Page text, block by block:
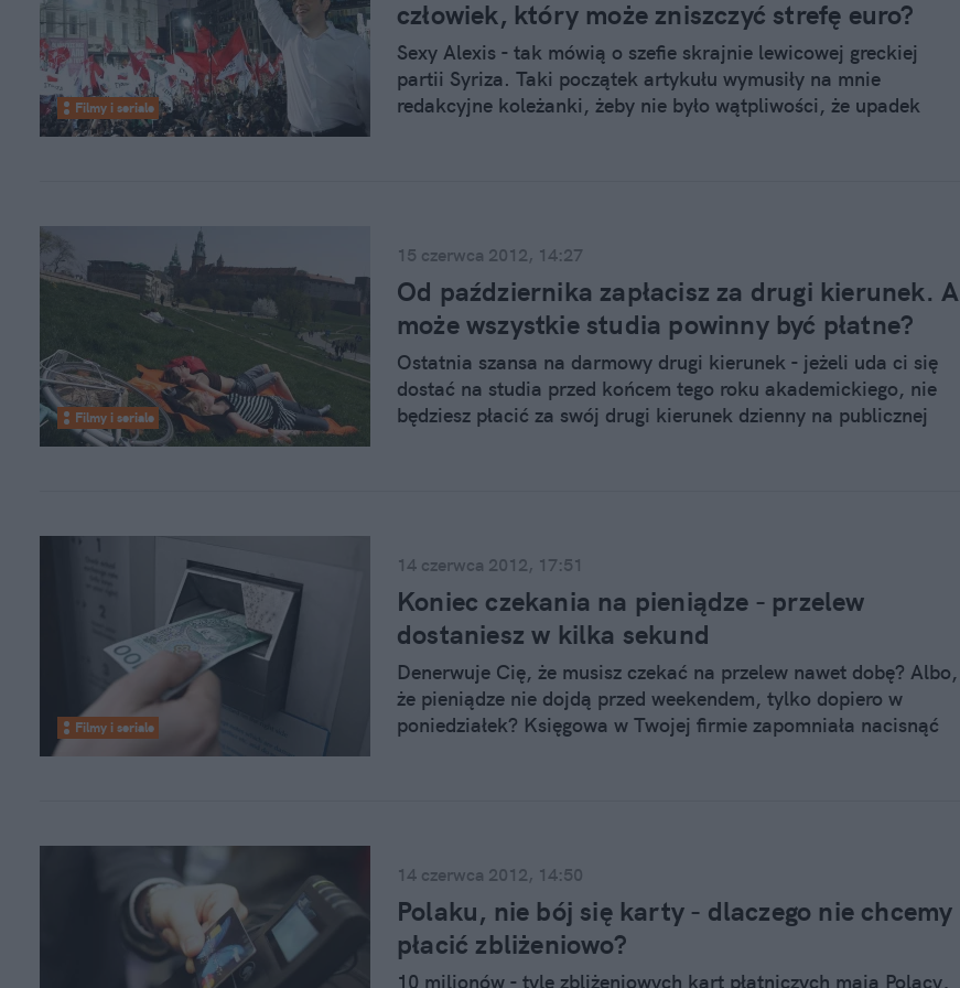
Filmy i seriale
człowiek, który może zniszczyć strefę euro?
Sexy Alexis - tak mówią o szefie skrajnie lewicowej greckiej
partii Syriza. Taki początek artykułu wymusiły na mnie
redakcyjne koleżanki, żeby nie było wątpliwości, że upadek
Filmy i seriale
15 czerwca 2012, 14:27
Od października zapłacisz za drugi kierunek. A
może wszystkie studia powinny być płatne?
Ostatnia szansa na darmowy drugi kierunek - jeżeli uda ci się
dostać na studia przed końcem tego roku akademickiego, nie
będziesz płacić za swój drugi kierunek dzienny na publicznej
Filmy i seriale
14 czerwca 2012, 17:51
Koniec czekania na pieniądze - przelew
dostaniesz w kilka sekund
Denerwuje Cię, że musisz czekać na przelew nawet dobę? Albo,
że pieniądze nie dojdą przed weekendem, tylko dopiero w
poniedziałek? Księgowa w Twojej firmie zapomniała nacisnąć
14 czerwca 2012, 14:50
Polaku, nie bój się karty - dlaczego nie chcemy
płacić zbliżeniowo?
10 milionów - tyle zbliżeniowych kart płatniczych mają Polacy,